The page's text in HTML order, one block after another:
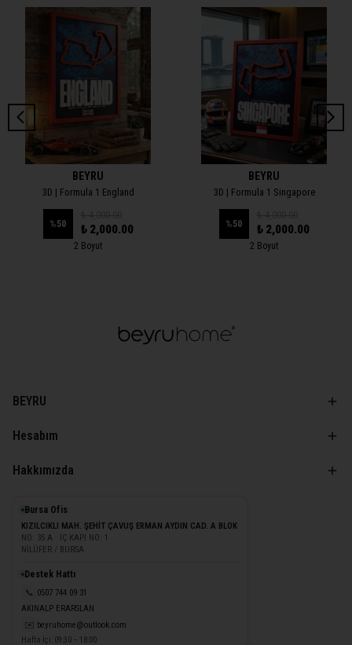
BEYRU
3D | Formula 1 England
%50 ₺ 2,000.00
2 Boyut
BEYRU
3D | Formula 1 Singapore
%50 ₺ 2,000.00
2 Boyut
BEYRU
Hesabım
Hakkımızda
Bursa Ofis
KIZILCIKLI MAH. ŞEHİT ÇAVUŞ ERMAN AYDIN CAD. A BLOK
NO: 35 A · İÇ KAPI NO: 1
NİLÜFER / BURSA
Destek Hattı
📞 0507 744 09 31
AKINALP ERARSLAN
✉️ beyruhome@outlook.com
Hafta İçi: 09:30 – 18:00